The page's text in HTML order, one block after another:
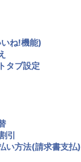
ね!機能)
タブ設定
引
い方法(請求書支払)